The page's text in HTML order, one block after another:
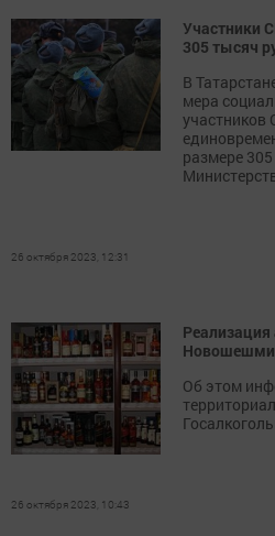
Участники
305 тысяч
В
мера
участников
размере
26 октября 2023, 12:31
Реализация
Об этом
26 октября 2023, 10:43